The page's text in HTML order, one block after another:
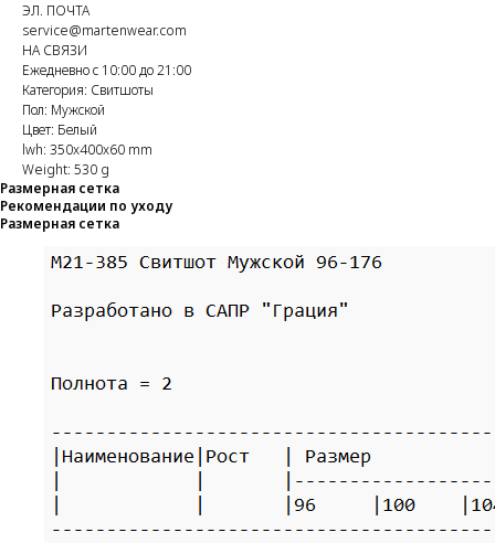
ЭЛ. ПОЧТА
service@martenwear.com
НА СВЯЗИ
Ежедневно с 10:00 до 21:00
Категория: Свитшоты
Пол: Мужской
Цвет: Белый
lwh: 350x400x60 mm
Weight: 530 g
Размерная сетка
Рекомендации по уходу
Размерная сетка